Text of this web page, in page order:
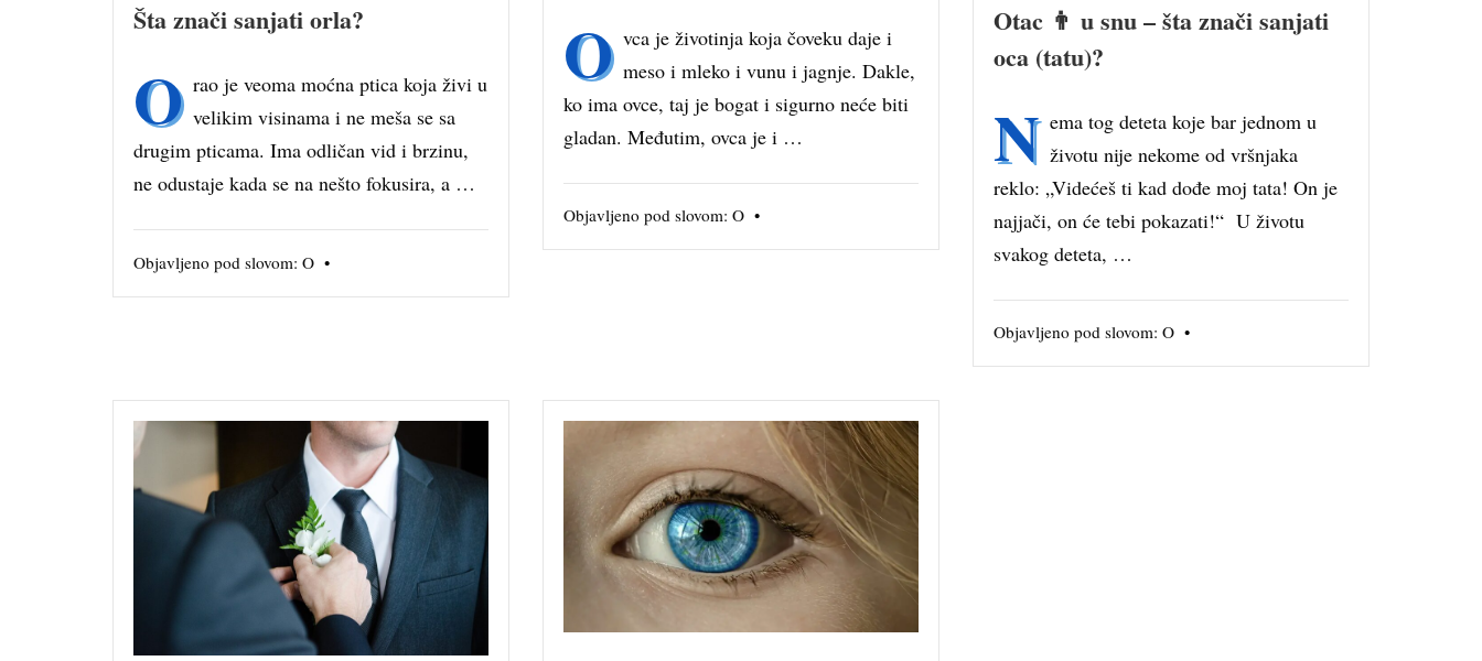
Šta znači sanjati orla?
O rao je veoma moćna ptica koja živi u
velikim visinama i ne meša se sa
drugim pticama. Ima odličan vid i brzinu,
ne odustaje kada se na nešto fokusira, a …
Objavljeno pod slovom: O •
O vca je životinja koja čoveku daje i
meso i mleko i vunu i jagnje. Dakle,
ko ima ovce, taj je bogat i sigurno neće biti
gladan. Međutim, ovca je i …
Objavljeno pod slovom: O•
Otac 👨 u snu – šta znači sanjati
oca (tatu)?
N ema tog deteta koje bar jednom u
životu nije nekome od vršnjaka
reklo: „Videćeš ti kad dođe moj tata! On je
najjači, on će tebi pokazati!“ U životu
svakog deteta, …
Objavljeno pod slovom: O•